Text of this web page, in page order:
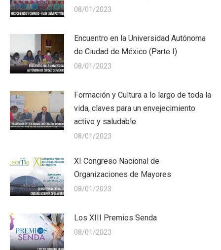
08/01/2023
Encuentro en la Universidad Autónoma
de Ciudad de México (Parte I)
08/01/2023
Formación y Cultura a lo largo de toda la
vida, claves para un envejecimiento
activo y saludable
08/01/2023
XI Congreso Nacional de
Organizaciones de Mayores
08/01/2023
Los XIII Premios Senda
08/01/2023